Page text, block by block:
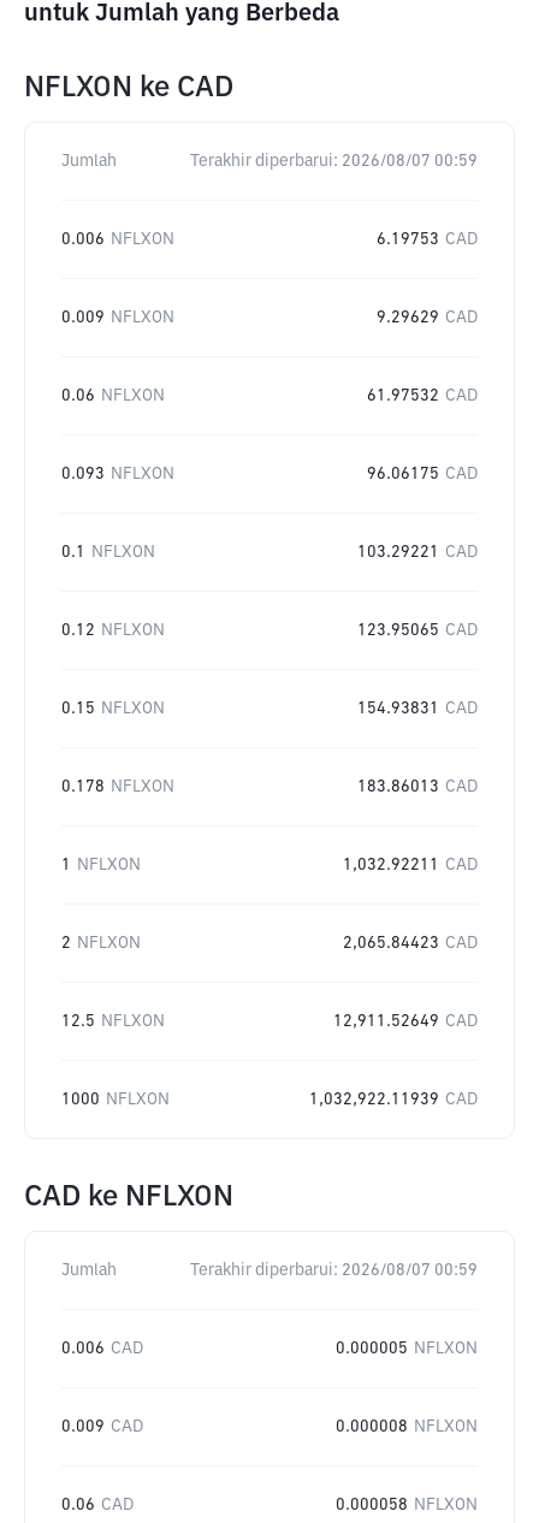
untuk Jumlah yang Berbeda
NFLXON ke CAD
Jumlah Terakhir diperbarui: 2026/08/07 00:59
0.006 NFLXON 6.19753 CAD
0.009 NFLXON 9.29629 CAD
0.06 NFLXON 61.97532 CAD
0.093 NFLXON 96.06175 CAD
0.1 NFLXON 103.29221 CAD
0.12 NFLXON 123.95065 CAD
0.15 NFLXON 154.93831 CAD
0.178 NFLXON 183.86013 CAD
1 NFLXON 1,032.92211 CAD
2 NFLXON 2,065.84423 CAD
12.5 NFLXON 12,911.52649 CAD
1000 NFLXON 1,032,922.11939 CAD
CAD ke NFLXON
Jumlah Terakhir diperbarui: 2026/08/07 00:59
0.006 CAD 0.000005 NFLXON
0.009 CAD 0.000008 NFLXON
0.06 CAD 0.000058 NFLXON